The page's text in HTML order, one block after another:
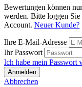
Bewertungen können
werden. Bitte loggen Sie
Account. Neuer Kunde?
Ihre E-Mail-Adresse
Ihr Passwort
Ich habe mein Passwort
Anmelden
Abbrechen